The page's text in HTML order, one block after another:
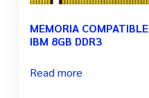
MEMORIA COMPATIBLE
IBM 8GB DDR3
Read more